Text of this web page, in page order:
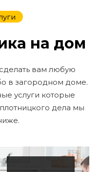
на дом
вам любую
в загородном доме.
услуги которые
дела мы